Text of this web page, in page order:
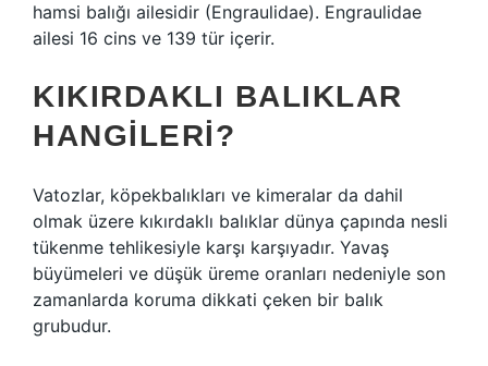
hamsi balığı ailesidir (Engraulidae). Engraulidae
ailesi 16 cins ve 139 tür içerir.
KIKIRDAKLI BALIKLAR
HANGILERI?
Vatozlar, köpekbalıkları ve kimeralar da dahil
olmak üzere kıkırdaklı balıklar dünya çapında nesli
tükenme tehlikesiyle karşı karşıyadır. Yavaş
büyümeleri ve düşük üreme oranları nedeniyle son
zamanlarda koruma dikkati çeken bir balık
grubudur.